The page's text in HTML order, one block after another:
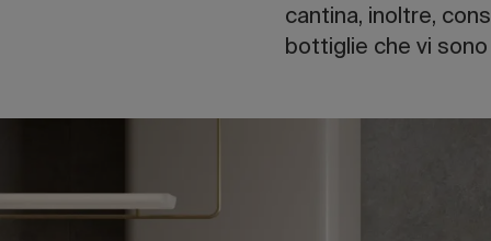
cantina, inoltre,
bottiglie che vi